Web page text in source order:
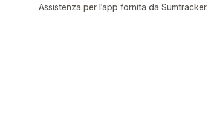
Assistenza per l’app fornita da Sumtracker.